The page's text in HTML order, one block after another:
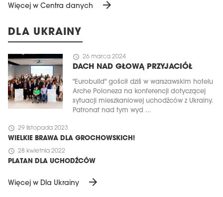
Więcej w Centra danych arrow_forward
DLA UKRAINY
schedule 26 marca 2024
DACH NAD GŁOWĄ PRZYJACIÓŁ
"Eurobuild" gościł dziś w warszawskim hotelu
Arche Poloneza na konferencji dotyczącej
sytuacji mieszkaniowej uchodźców z Ukrainy.
Patronat nad tym wyd ...
schedule 29 listopada 2023
WIELKIE BRAWA DLA GROCHOWSKICH!
schedule 28 kwietnia 2022
PLATAN DLA UCHODŹCÓW
Więcej w Dla Ukrainy arrow_forward